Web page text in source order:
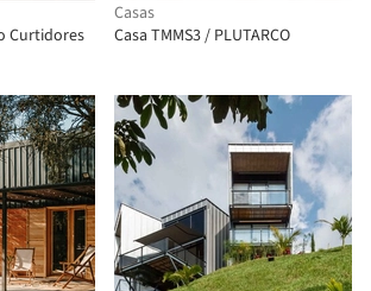
Curtidores
Casas
Casa TMMS3 / PLUTARCO